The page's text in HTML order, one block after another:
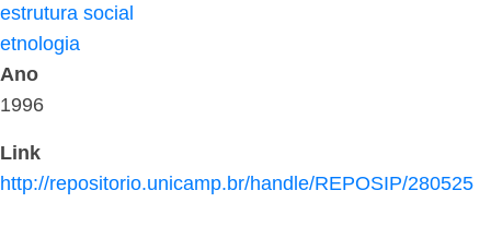
estrutura social
etnologia
Ano
1996
Link
http://repositorio.unicamp.br/handle/REPOSIP/280525